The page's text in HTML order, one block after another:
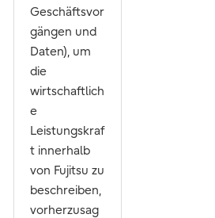
Geschäftsvor
gängen und
Daten), um
die
wirtschaftlich
e
Leistungskraf
t innerhalb
von Fujitsu zu
beschreiben,
vorherzusag